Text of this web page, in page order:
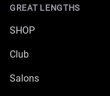
GREAT LENGTHS
SHOP
Club
Salons